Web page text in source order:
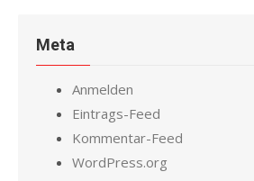
Meta
Anmelden
Eintrags-Feed
Kommentar-Feed
WordPress.org